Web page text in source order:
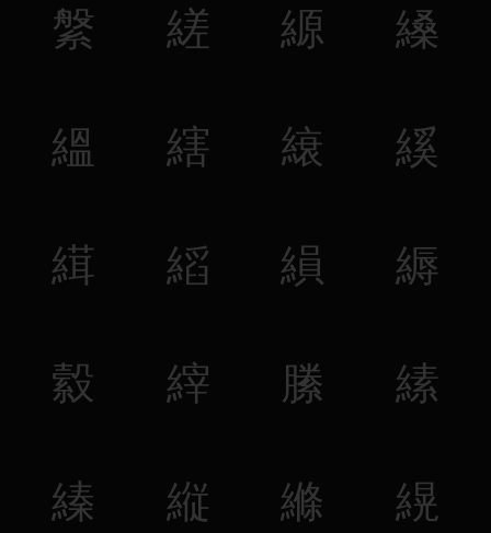
縏 縒 縓 縔
縕 縖 縗 縘
縙 縚 縜 縟
縠 縡 縢 縤
縥 縦 縧 縨